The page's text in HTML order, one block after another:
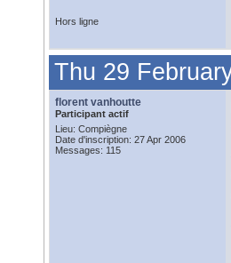
Hors ligne
Thu 29
florent vanhoutte
Participant actif
Lieu: Compiègne
Date d'inscription: 27 Apr 2006
Messages: 115